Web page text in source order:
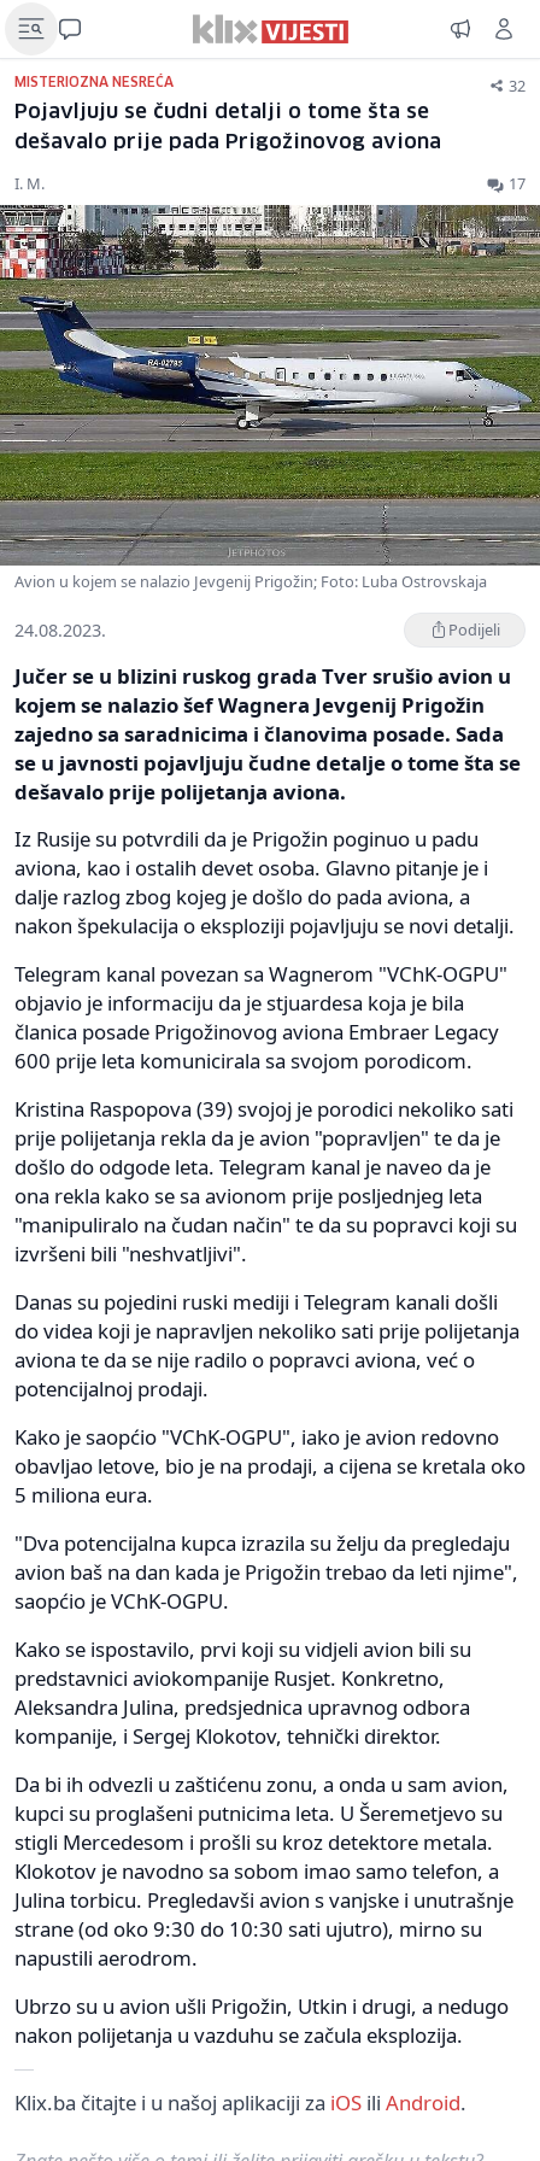
MISTERIOZNA NESREĆA 32
Pojavljuju se čudni detalji o tome šta se
dešavalo prije pada Prigožinovog aviona
I. M. 17
Avion u kojem se nalazio Jevgenij Prigožin; Foto: Luba Ostrovskaja
24.08.2023. Podijeli
Jučer se u blizini ruskog grada Tver srušio avion u
kojem se nalazio šef Wagnera Jevgenij Prigožin
zajedno sa saradnicima i članovima posade. Sada
se u javnosti pojavljuju čudne detalje o tome šta se
dešavalo prije polijetanja aviona.
Iz Rusije su potvrdili da je Prigožin poginuo u padu
aviona, kao i ostalih devet osoba. Glavno pitanje je i
dalje razlog zbog kojeg je došlo do pada aviona, a
nakon špekulacija o eksploziji pojavljuju se novi detalji.
Telegram kanal povezan sa Wagnerom "VChK-OGPU"
objavio je informaciju da je stjuardesa koja je bila
članica posade Prigožinovog aviona Embraer Legacy
600 prije leta komunicirala sa svojom porodicom.
Kristina Raspopova (39) svojoj je porodici nekoliko sati
prije polijetanja rekla da je avion "popravljen" te da je
došlo do odgode leta. Telegram kanal je naveo da je
ona rekla kako se sa avionom prije posljednjeg leta
"manipuliralo na čudan način" te da su popravci koji su
izvršeni bili "neshvatljivi".
Danas su pojedini ruski mediji i Telegram kanali došli
do videa koji je napravljen nekoliko sati prije polijetanja
aviona te da se nije radilo o popravci aviona, već o
potencijalnoj prodaji.
Kako je saopćio "VChK-OGPU", iako je avion redovno
obavljao letove, bio je na prodaji, a cijena se kretala oko
5 miliona eura.
"Dva potencijalna kupca izrazila su želju da pregledaju
avion baš na dan kada je Prigožin trebao da leti njime",
saopćio je VChK-OGPU.
Kako se ispostavilo, prvi koji su vidjeli avion bili su
predstavnici aviokompanije Rusjet. Konkretno,
Aleksandra Julina, predsjednica upravnog odbora
kompanije, i Sergej Klokotov, tehnički direktor.
Da bi ih odvezli u zaštićenu zonu, a onda u sam avion,
kupci su proglašeni putnicima leta. U Šeremetjevo su
stigli Mercedesom i prošli su kroz detektore metala.
Klokotov je navodno sa sobom imao samo telefon, a
Julina torbicu. Pregledavši avion s vanjske i unutrašnje
strane (od oko 9:30 do 10:30 sati ujutro), mirno su
napustili aerodrom.
Ubrzo su u avion ušli Prigožin, Utkin i drugi, a nedugo
nakon polijetanja u vazduhu se začula eksplozija.
Klix.ba čitajte i u našoj aplikaciji za iOS ili Android.